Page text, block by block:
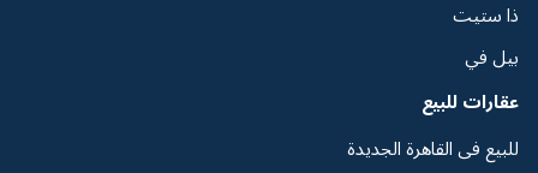
ذا ستيت
بيل في
عقارات للبيع
للبيع فى القاهرة الجديدة